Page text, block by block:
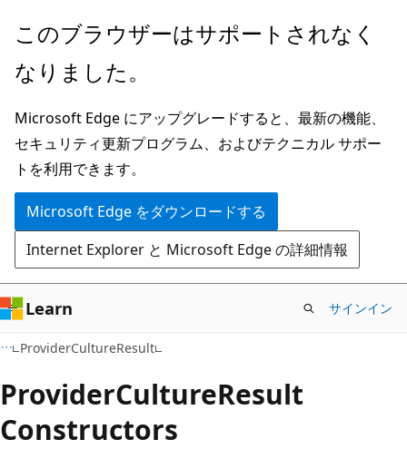
メ
ン
ン
テ
ン
ツ
に
ス
キ
ッ
プ
ペ
ジ
ナ
ビ
ゲ
ー
シ
ョ
ン
に
ス
キ
ッ
プ
このブラウザーはサポートされなく
なりました。
Microsoft Edge にアップグレードすると、最新の機能、
セキュリティ更新プログラム、およびテクニカル サポー
トを利用できます。
Microsoft Edge をダウンロードする
Internet Explorer と Microsoft Edge の詳細情報
Learn サインイン
ProviderCultureResult
ProviderCultureResult
Constructors